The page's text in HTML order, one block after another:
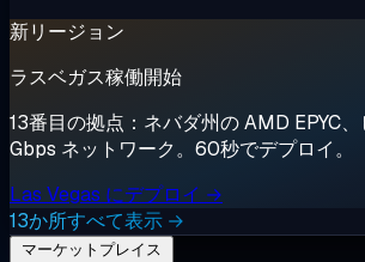
新リージョン
ラスベガス稼働開始
13番目の拠点：ネバダ州の AMD EPYC
Gbps ネットワーク。60秒でデプロイ。
Las Vegas にデプロイ →
13か所すべて表示 →